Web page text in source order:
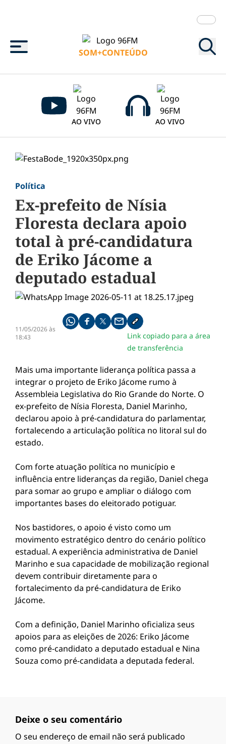
Menu
SOM+CONTEÚDO
AO VIVO AO VIVO
Política
Ex-prefeito de Nísia
Floresta declara apoio
total à pré-candidatura
de Eriko Jácome a
deputado estadual
11/05/2026 às
18:43
Compartilhe pelo whatsapp
Compartilhar no facebook
Compartilhar no twitter
Compartilhe pelo email
Copiar link da notícia
Link copiado para a área
de transferência
Mais uma importante liderança política passa a
integrar o projeto de Eriko Jácome rumo à
Assembleia Legislativa do Rio Grande do Norte. O
ex-prefeito de Nísia Floresta, Daniel Marinho,
declarou apoio à pré-candidatura do parlamentar,
fortalecendo a articulação política no litoral sul do
estado.
Com forte atuação política no município e
influência entre lideranças da região, Daniel chega
para somar ao grupo e ampliar o diálogo com
importantes bases do eleitorado potiguar.
Nos bastidores, o apoio é visto como um
movimento estratégico dentro do cenário político
estadual. A experiência administrativa de Daniel
Marinho e sua capacidade de mobilização regional
devem contribuir diretamente para o
fortalecimento da pré-candidatura de Eriko
Jácome.
Com a definição, Daniel Marinho oficializa seus
apoios para as eleições de 2026: Eriko Jácome
como pré-candidato a deputado estadual e Nina
Souza como pré-candidata a deputada federal.
Deixe o seu comentário
O seu endereço de email não será publicado